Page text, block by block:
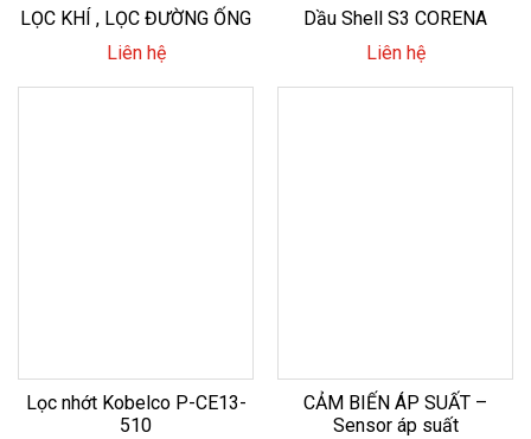
LỌC KHÍ , LỌC ĐƯỜNG ỐNG
Liên hệ
Dầu Shell S3 CORENA
Liên hệ
Lọc nhớt Kobelco P-CE13-
510
CẢM BIẾN ÁP SUẤT –
Sensor áp suất